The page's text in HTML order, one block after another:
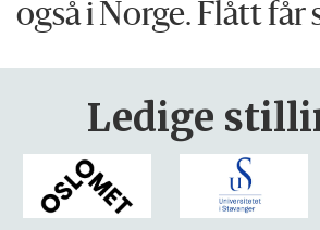
også i Norge. Flått får
Ledige